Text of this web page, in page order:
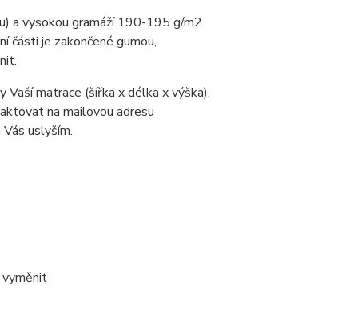
a vysokou gramáží 190-195 g/m2.
části je zakončené gumou,
matrace (šířka x délka x výška).
na mailovou adresu
uslyším.